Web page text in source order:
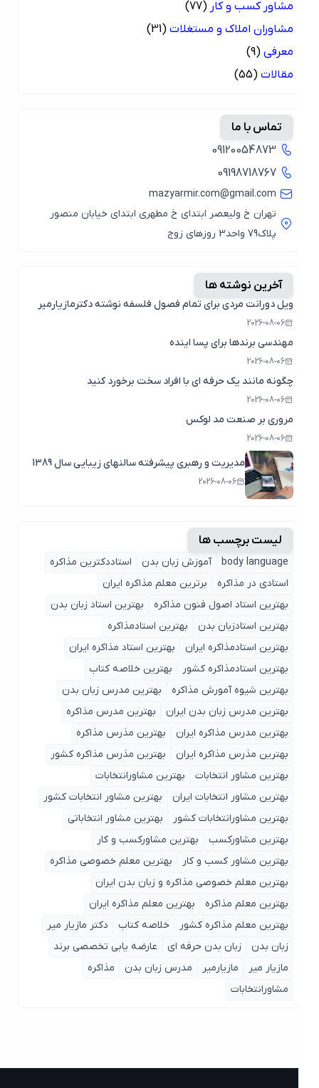
مشاور کسب و کار (77)
مشاوران املاک و مستغلات (31)
معرفی (9)
مقالات (55)
تماس با ما
09120054873
09198718767
mazyarmir.com@gmail.com
تهران خ ولیعصر ابتدای خ مطهری ابتدای خیابان منصور
آخرین نوشته ها
ویل دورانت مردی برای تمام فصول فلسفه نوشته دکترمازیارمیر
2026-08-06
مهندسی برندها برای پسا اینده
2026-08-06
چگونه مانند یک حرفه ای با افراد سخت برخورد کنید
2026-08-06
مروری بر صنعت مد لوکس
2026-08-06
مدیریت و رهبری پیشرفته سالنهای زیبایی سال 1389
2026-08-06
لیست برچسب ها
body language آموزش زبان بدن
استاددکترین مذاکره
استادی در مذاکره
برترین معلم مذاکره ایران
بهترین استاد اصول ‌فنون مذاکره
بهترین استاد زبان بدن
بهترین استادزبان بدن
بهترین استادمذاکره
بهترین استادمذاکره ایران
بهترین استاد مذاکره ایران
بهترین استادمذاکره کشور
بهترین خلاصه کتاب
بهترین شیوه آمورش مذاکره
بهترین مدرس زبان بدن
بهترین مدرس زبان بدن ایران
بهترین مدرس مذاکره
بهترین مدرس مذاکره ایران
بهترین مذرس مذاکره
بهترین مذرس مذاکره ایران
بهترین مذرس مذاکره کشور
بهترین مشاور انتخابات
بهترین مشاورانتخابات
بهترین مشاور انتخابات ایران
بهترین مشاور انتخابات کشور
بهترین مشاورانتخابات کشور
بهترین مشاور انتخاباتی
بهترین مشاورکسب
بهترین مشاورکسب و کار
بهترین مشاور کسب و کار
بهترین معلم خصوصی مذاکره
بهترین معلم خصوصی مذاکره و زبان بدن ایران
بهترین معلم مذاکره
بهترین معلم مذاکره ایران
بهترین معلم مذاکره کشور
خلاصه کتاب
دکتر مازیار میر
زبان بدن
زبان بدن حرفه ای
عارضه یابی تخصصی برند
مازیار میر
مازیارمیر مدرس زبان بدن
مذاکره
مشاورانتخابات